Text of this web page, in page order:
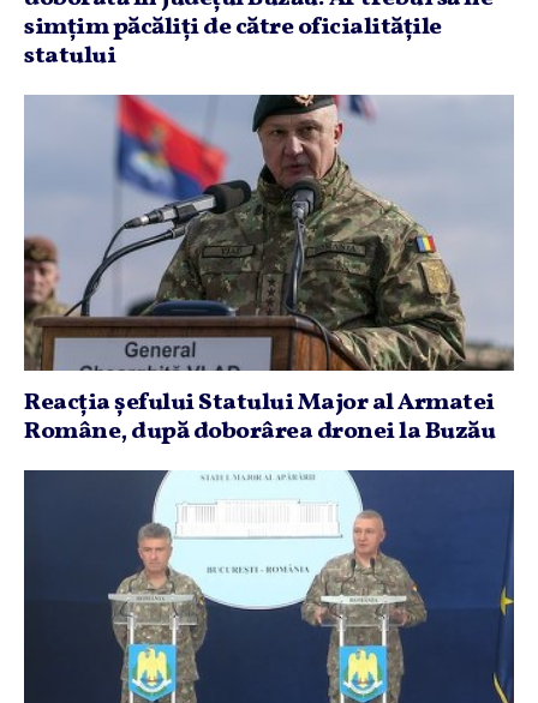
simţim păcăliţi de către oficialităţile
statului
Reacţia şefului Statului Major al Armatei
Române, după doborârea dronei la Buzău